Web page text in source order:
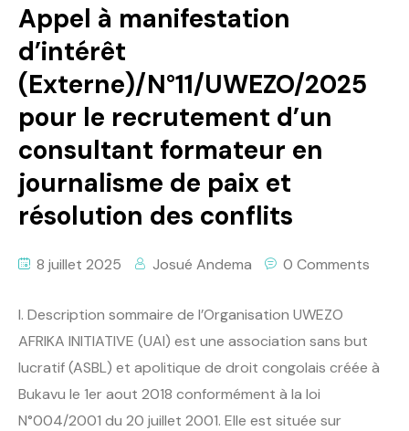
Appel à manifestation
d’intérêt
(Externe)/N°11/UWEZO/2025
pour le recrutement d’un
consultant formateur en
journalisme de paix et
résolution des conflits
8 juillet 2025 Josué Andema 0 Comments
I. Description sommaire de l’Organisation UWEZO
AFRIKA INITIATIVE (UAI) est une association sans but
lucratif (ASBL) et apolitique de droit congolais créée à
Bukavu le 1er aout 2018 conformément à la loi
N°004/2001 du 20 juillet 2001. Elle est située sur